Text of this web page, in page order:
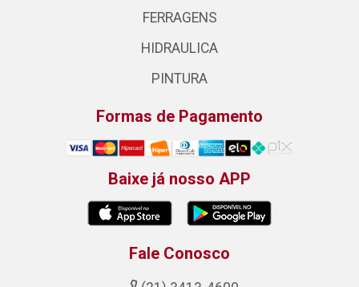
FERRAGENS
HIDRAULICA
PINTURA
Formas de Pagamento
Baixe já nosso APP
Fale Conosco